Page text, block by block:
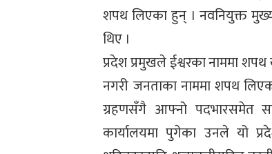
शपथ लिएका हुन् । नवनियुक्त
थिए ।
प्रदेश प्रमुखले ईश्वरका नाममा
नगरी जनताका नाममा शपथ
ग्रहणसँगै आफ्नो पदभारसमेत
कार्यालयमा पुगेका उनले यो